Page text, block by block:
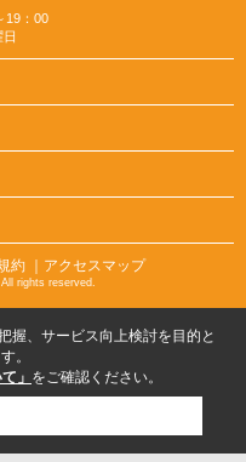
19：00
約 ｜アクセスマップ
rights reserved.
握、サービス向上検討を目的と
。
」 をご確認ください。